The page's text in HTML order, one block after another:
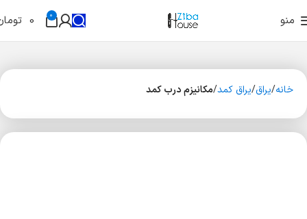
منو 0
0
خانه یراق یراق کمد مکانیزم درب کمد